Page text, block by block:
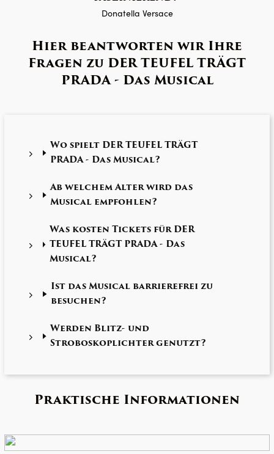
Donatella Versace
Hier beantworten wir Ihre
Fragen zu DER TEUFEL TRÄGT
PRADA - Das Musical
Wo spielt DER TEUFEL TRÄGT
PRADA - Das Musical?
Ab welchem Alter wird das
Musical empfohlen?
Was kosten Tickets für DER
TEUFEL TRÄGT PRADA - Das
Musical?
Ist das Musical barrierefrei zu
besuchen?
Werden Blitz- und
Stroboskoplichter genutzt?
Praktische Informationen